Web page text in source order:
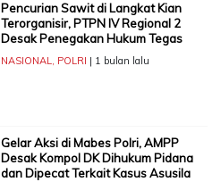
Pencurian Sawit di Langkat Kian
Terorganisir, PTPN IV Regional 2
Desak Penegakan Hukum Tegas
NASIONAL, POLRI | 1 bulan lalu
Gelar Aksi di Mabes Polri, AMPP
Desak Kompol DK Dihukum Pidana
dan Dipecat Terkait Kasus Asusila